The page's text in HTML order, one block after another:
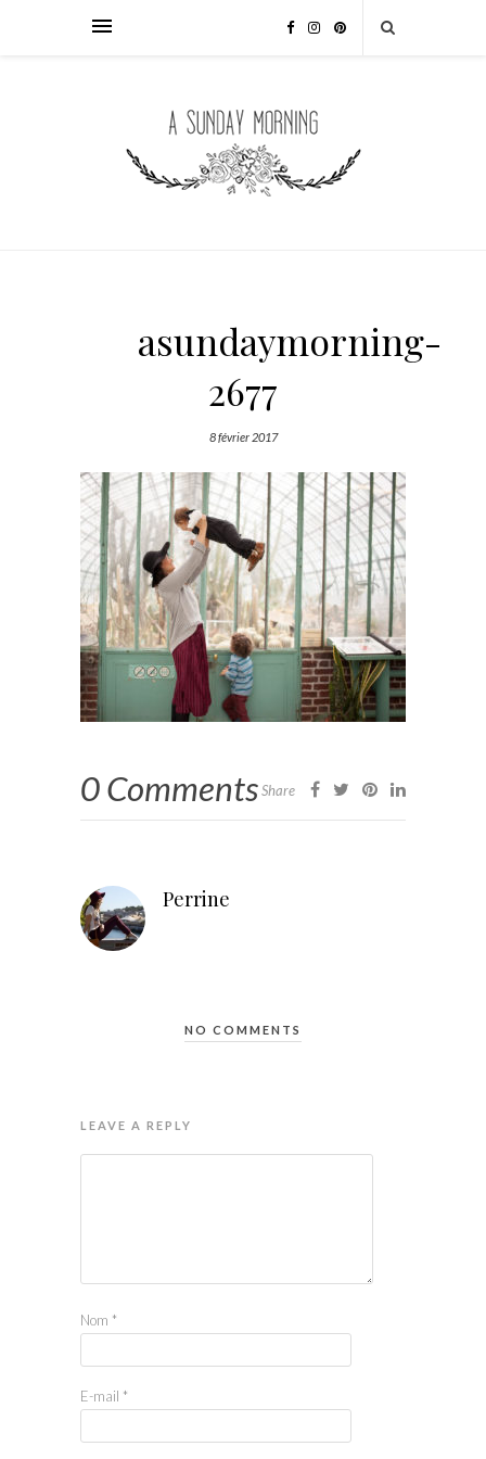
asundaymorning-
2677
8 février 2017
0 CommentsShare
Perrine
NO COMMENTS
LEAVE A REPLY
Nom *
E-mail *